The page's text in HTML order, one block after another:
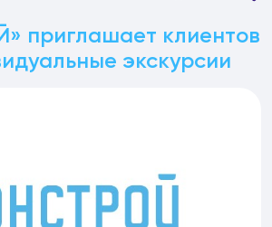
приглашает клиентов
экскурсии